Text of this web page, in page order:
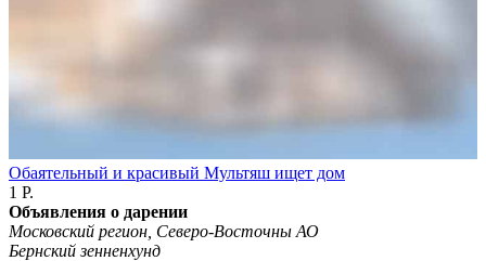
Обаятельный и красивый Мультяш ищет дом
1 Р.
Объявления о дарении
Московский регион, Северо-Восточны АО
Бернский зенненхунд